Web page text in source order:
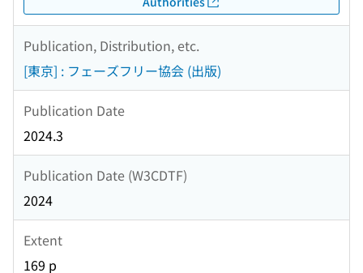
Publication, Distribution, etc.
[東京] : フェーズフリー協会 (出版)
Publication Date
2024.3
Publication Date (W3CDTF)
2024
Extent
169 p